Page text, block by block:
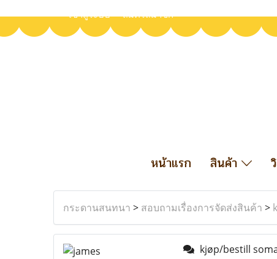
เข้าสู่ระบบ สมัครสมาชิก
หน้าแรก สินค้า
กระดานสนทนา > สอบถามเรื่องการจัดส่งสินค้า >
kjøp/bestill